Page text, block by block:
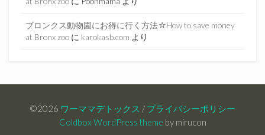
ブロンクス動物園にお得に行く方法☆How to save money
at Bronx zoo に karokasb.com より
©2026 ワーママデトックス / プライバシーポリシー
Coldbox WordPress theme by mirucon